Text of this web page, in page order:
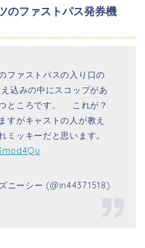
のファストパス発券機
ファストパスの入り口の
込みの中にスコップがあ
ところです。 これが？
すがキャストの人が教え
ミッキーだと思います。
ニーシー (@in44371518)